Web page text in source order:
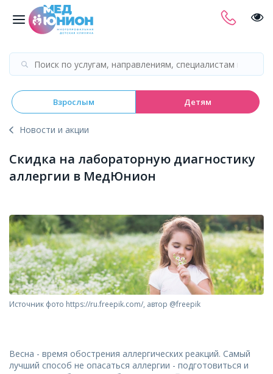
Взрослым Детям
Новости и акции
Скидка на лабораторную диагностику
аллергии в МедЮнион
Источник фото https://ru.freepik.com/, автор @freepik
Весна - время обострения аллергических реакций. Самый
лучший способ не опасаться аллергии - подготовиться и